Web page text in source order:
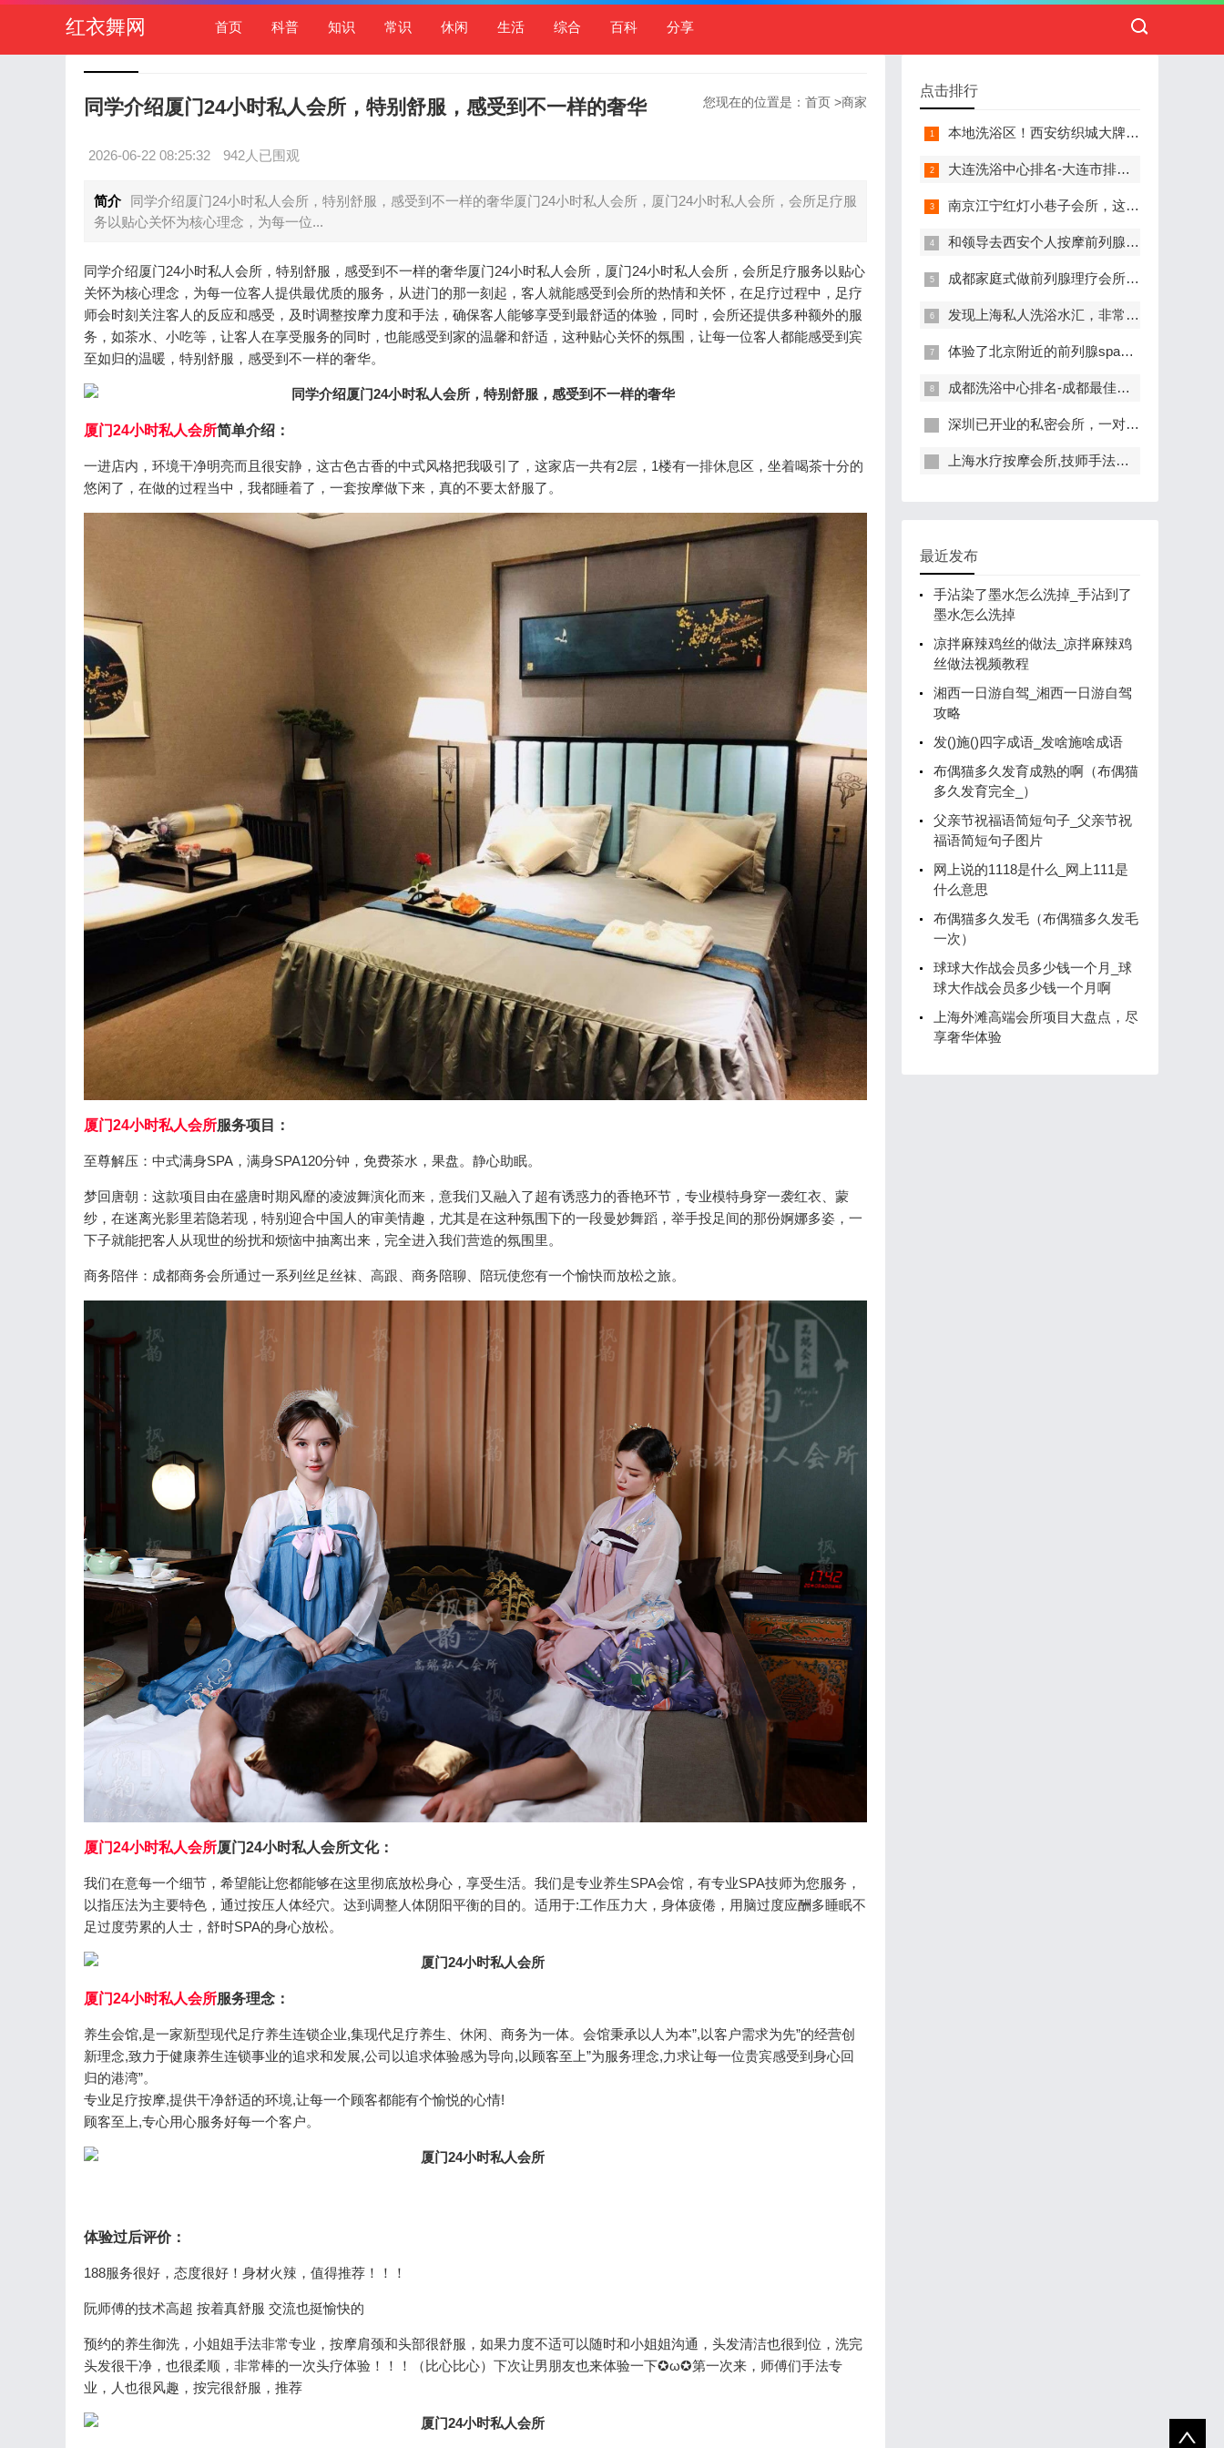
红衣舞网 首页 科普 知识 常识 休闲 生活 综合 百科 分享
您现在的位置是： 首页 >商家
同学介绍厦门24小时私人会所，特别舒服，感受到不一样的奢华
2026-06-22 08:25:32 942人已围观
简介
同学介绍厦门24小时私人会所，特别舒服，感受到不一样的奢华厦门24小时私人会所，厦门24小时私人会所，会所足疗服
务以贴心关怀为核心理念，为每一位...
同学介绍厦门24小时私人会所，特别舒服，感受到不一样的奢华厦门24小时私人会所，厦门24小时私人会所，会所足疗服务以贴心
关怀为核心理念，为每一位客人提供最优质的服务，从进门的那一刻起，客人就能感受到会所的热情和关怀，在足疗过程中，足疗
师会时刻关注客人的反应和感受，及时调整按摩力度和手法，确保客人能够享受到最舒适的体验，同时，会所还提供多种额外的服
务，如茶水、小吃等，让客人在享受服务的同时，也能感受到家的温馨和舒适，这种贴心关怀的氛围，让每一位客人都能感受到宾
至如归的温暖，特别舒服，感受到不一样的奢华。
厦门24小时私人会所简单介绍：
一进店内，环境干净明亮而且很安静，这古色古香的中式风格把我吸引了，这家店一共有2层，1楼有一排休息区，坐着喝茶十分的
悠闲了，在做的过程当中，我都睡着了，一套按摩做下来，真的不要太舒服了。
厦门24小时私人会所服务项目：
至尊解压：中式满身SPA，满身SPA120分钟，免费茶水，果盘。静心助眠。
梦回唐朝：这款项目由在盛唐时期风靡的凌波舞演化而来，意我们又融入了超有诱惑力的香艳环节，专业模特身穿一袭红衣、蒙
纱，在迷离光影里若隐若现，特别迎合中国人的审美情趣，尤其是在这种氛围下的一段曼妙舞蹈，举手投足间的那份婀娜多姿，一
下子就能把客人从现世的纷扰和烦恼中抽离出来，完全进入我们营造的氛围里。
商务陪伴：成都商务会所通过一系列丝足丝袜、高跟、商务陪聊、陪玩使您有一个愉快而放松之旅。
厦门24小时私人会所厦门24小时私人会所文化：
我们在意每一个细节，希望能让您都能够在这里彻底放松身心，享受生活。我们是专业养生SPA会馆，有专业SPA技师为您服务，
以指压法为主要特色，通过按压人体经穴。达到调整人体阴阳平衡的目的。适用于:工作压力大，身体疲倦，用脑过度应酬多睡眠不
足过度劳累的人士，舒时SPA的身心放松。
厦门24小时私人会所服务理念：
养生会馆,是一家新型现代足疗养生连锁企业,集现代足疗养生、休闲、商务为一体。会馆秉承以人为本”,以客户需求为先”的经营创
新理念,致力于健康养生连锁事业的追求和发展,公司以追求体验感为导向,以顾客至上”为服务理念,力求让每一位贵宾感受到身心回
归的港湾”。
专业足疗按摩,提供干净舒适的环境,让每一个顾客都能有个愉悦的心情!
顾客至上,专心用心服务好每一个客户。
体验过后评价：
188服务很好，态度很好！身材火辣，值得推荐！！！
阮师傅的技术高超 按着真舒服 交流也挺愉快的
预约的养生御洗，小姐姐手法非常专业，按摩肩颈和头部很舒服，如果力度不适可以随时和小姐姐沟通，头发清洁也很到位，洗完
头发很干净，也很柔顺，非常棒的一次头疗体验！！！（比心比心）下次让男朋友也来体验一下✪ω✪第一次来，师傅们手法专
业，人也很风趣，按完很舒服，推荐
点击排行
本地洗浴区！西安纺织城大牌精英男子会馆.让你不负此行（新项目)）
大连洗浴中心排名-大连市排名前十的洗浴中心盘点
南京江宁红灯小巷子会所，这里您来了就不想走
和领导去西安个人按摩前列腺私人养生馆，体验一次最舒心的感受
成都家庭式做前列腺理疗会所,按摩按得特别舒服，放松减压的好地方
发现上海私人洗浴水汇，非常值得推荐的一个休闲场所
体验了北京附近的前列腺spa养生馆，刚体验完就忍不住分享出来
成都洗浴中心排名-成都最佳洗浴中心TOP10排名
深圳已开业的私密会所，一对一服务，保证给你带来绝佳体验
上海水疗按摩会所,技师手法专业，休闲度假的好去处
最近发布
手沾染了墨水怎么洗掉_手沾到了
墨水怎么洗掉
凉拌麻辣鸡丝的做法_凉拌麻辣鸡
丝做法视频教程
湘西一日游自驾_湘西一日游自驾
攻略
发()施()四字成语_发啥施啥成语
布偶猫多久发育成熟的啊（布偶猫
多久发育完全_）
父亲节祝福语简短句子_父亲节祝
福语简短句子图片
网上说的1118是什么_网上111是
什么意思
布偶猫多久发毛（布偶猫多久发毛
一次）
球球大作战会员多少钱一个月_球
球大作战会员多少钱一个月啊
上海外滩高端会所项目大盘点，尽
享奢华体验